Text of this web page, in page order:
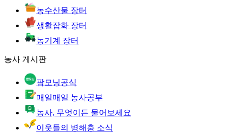
농수산물 장터
생활잡화 장터
농기계 장터
농사 게시판
팜모닝공식
매일매일 농사공부
농사, 무엇이든 물어보세요
이웃들의 병해충 소식